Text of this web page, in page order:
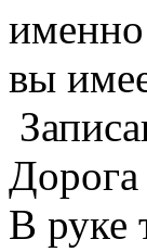
именно
вы
Дорога
В руке